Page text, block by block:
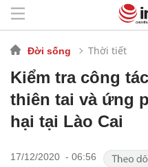
Đời sống Thời tiết
Kiểm tra công
thiên tai và ứng
hại tại Lào Cai
17/12/2020 - 06:56